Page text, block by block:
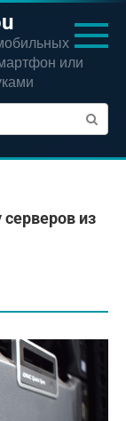
или
из